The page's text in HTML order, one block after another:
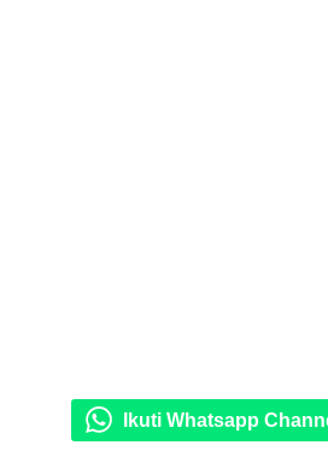
Ikuti Whatsapp